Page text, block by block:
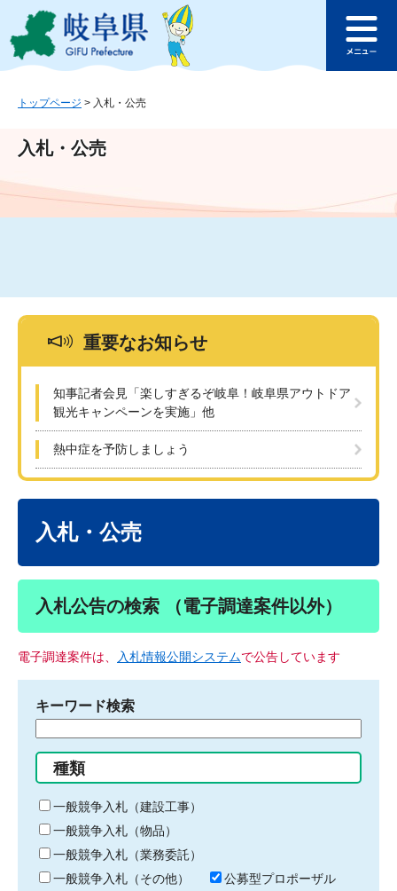
ジ
ュ
文
このページの本文へ
ュ
トップページ > 入札・公売
入札・公売
重要なお知らせ
知事記者会見「楽しすぎるぞ岐阜！岐阜県アウトドア
観光キャンペーンを実施」他
熱中症を予防しましょう
入札・公売
入札公告の検索 （電子調達案件以外）
電子調達案件は、 入札情報公開システムで公告しています
キーワード検索
る
キ
ー
ワ
ー
ド
種類
一般競争入札（建設工事）
一般競争入札（物品）
一般競争入札（業務委託）
一般競争入札（その他）
公募型プロポーザル